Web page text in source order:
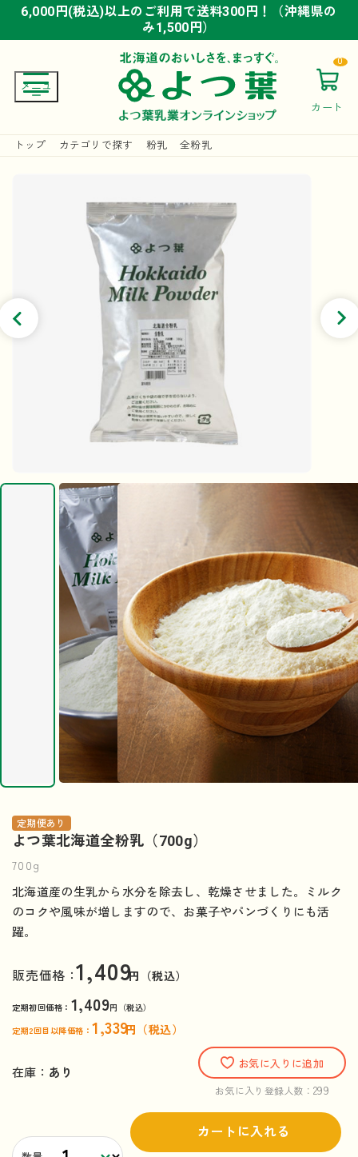
6,000円(税込)以上のご利用で送料300円！（沖縄県の
み1,500円）
6,000円(税込)以上のご利用で送料300円！（沖縄県の
み1,500円）
6,000円(税込)以上のご利用で送料300円！（沖縄県の
み1,500円）
カート
0
トップ カテゴリで探す 粉乳 全粉乳
定期便あり
よつ葉北海道全粉乳（700g）
700g
北海道産の生乳から水分を除去し、乾燥させました。ミルク
のコクや風味が増しますので、お菓子やパンづくりにも活
躍。
販売価格：1,409円（税込）
定期初回価格： 1,409円（税込）
定期2回目以降価格： 1,339円（税込）
在庫： あり
お気に入りに追加
お気に入り登録人数：299
カートに入れる